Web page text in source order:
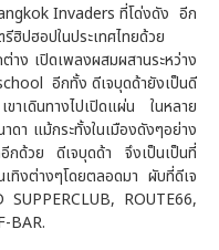
Invaders ที่โด่งดัง อีก
ฮิปฮอปในประเทศไทยด้วย
ง เปิดเพลงผสมผสานระหว่าง
อีกทั้ง ดีเจบุดด้ายังเป็นดี
ขาเดินทางไปเปิดแผ่น ในหลาย
ดา แม้กระทั้งในเมืองดังๆอย่าง
ด้วย ดีเจบุดด้า จึงเป็นเป็นที่
ทิงต่างๆโดยตลอดมา ผับที่ดีเจ
ROUTE66,
BAR.